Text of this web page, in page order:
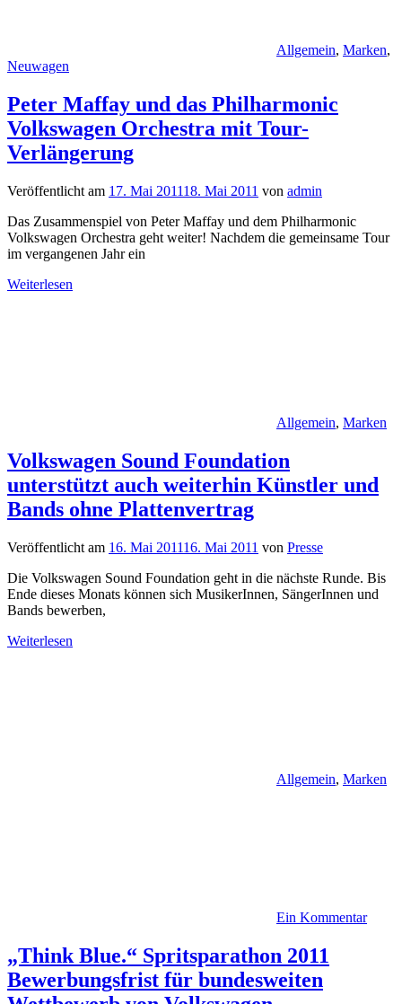
Allgemein, Marken,
Neuwagen
Peter Maffay und das Philharmonic
Volkswagen Orchestra mit Tour-
Verlängerung
Veröffentlicht am 17. Mai 201118. Mai 2011 von admin
Das Zusammenspiel von Peter Maffay und dem Philharmonic
Volkswagen Orchestra geht weiter! Nachdem die gemeinsame Tour
im vergangenen Jahr ein
Weiterlesen
Allgemein, Marken
Volkswagen Sound Foundation
unterstützt auch weiterhin Künstler und
Bands ohne Plattenvertrag
Veröffentlicht am 16. Mai 201116. Mai 2011 von Presse
Die Volkswagen Sound Foundation geht in die nächste Runde. Bis
Ende dieses Monats können sich MusikerInnen, SängerInnen und
Bands bewerben,
Weiterlesen
Allgemein, Marken
Ein Kommentar
„Think Blue.“ Spritsparathon 2011
Bewerbungsfrist für bundesweiten